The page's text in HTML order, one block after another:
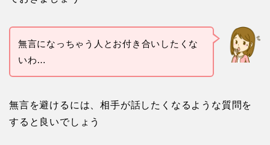
無言になっちゃう人とお付き合いしたくな
いわ…
無言を避けるには、相手が話したくなるような質問を
すると良いでしょう